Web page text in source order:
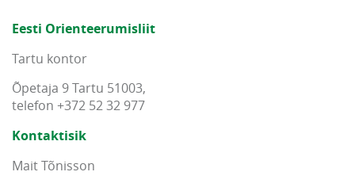
Eesti Orienteerumisliit
Tartu kontor
Õpetaja 9 Tartu 51003,
telefon +372 52 32 977
Kontaktisik
Mait Tõnisson